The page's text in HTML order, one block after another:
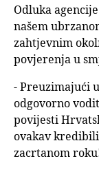
Odluka
našem
zahtjevnim
povjerenja u
- Preuzimajući
odgovorno
povijesti
ovakav
zacrtanom